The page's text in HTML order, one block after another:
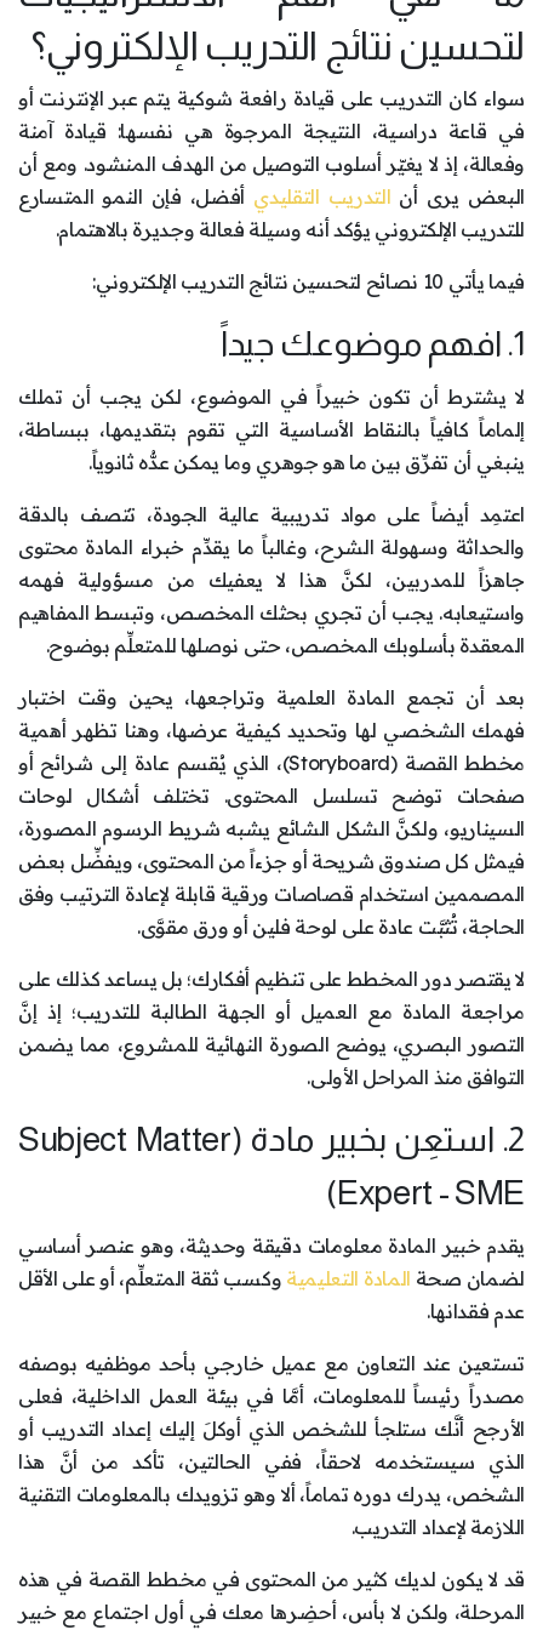
لتحسين نتائج التدريب الإلكتروني؟
سواء كان التدريب على قيادة رافعة شوكية يتم عبر الإنترنت أو
في قاعة دراسية، النتيجة المرجوة هي نفسها: قيادة آمنة
وفعالة، إذ لا يغيّر أسلوب التوصيل من الهدف المنشود. ومع أن
البعض يرى أن التدريب التقليدي أفضل، فإن النمو المتسارع
للتدريب الإلكتروني يؤكد أنه وسيلة فعالة وجديرة بالاهتمام.
فيما يأتي 10 نصائح لتحسين نتائج التدريب الإلكتروني:
1. افهم موضوعك جيداً
لا يشترط أن تكون خبيراً في الموضوع، لكن يجب أن تملك
إلماماً كافياً بالنقاط الأساسية التي تقوم بتقديمها، ببساطة،
ينبغي أن تفرِّق بين ما هو جوهري وما يمكن عدُّه ثانوياً.
اعتمِد أيضاً على مواد تدريبية عالية الجودة، تتصف بالدقة
والحداثة وسهولة الشرح، وغالباً ما يقدِّم خبراء المادة محتوى
جاهزاً للمدربين، لكنَّ هذا لا يعفيك من مسؤولية فهمه
واستيعابه. يجب أن تجري بحثك المخصص، وتبسط المفاهيم
المعقدة بأسلوبك المخصص، حتى نوصلها للمتعلِّم بوضوح.
بعد أن تجمع المادة العلمية وتراجعها، يحين وقت اختبار
فهمك الشخصي لها وتحديد كيفية عرضها، وهنا تظهر أهمية
مخطط القصة (Storyboard)، الذي يُقسم عادة إلى شرائح أو
صفحات توضح تسلسل المحتوى. تختلف أشكال لوحات
السيناريو، ولكنَّ الشكل الشائع يشبه شريط الرسوم المصورة،
فيمثل كل صندوق شريحة أو جزءاً من المحتوى، ويفضِّل بعض
المصممين استخدام قصاصات ورقية قابلة لإعادة الترتيب وفق
الحاجة، تُثبَّت عادة على لوحة فلين أو ورق مقوَّى.
لا يقتصر دور المخطط على تنظيم أفكارك؛ بل يساعد كذلك على
مراجعة المادة مع العميل أو الجهة الطالبة للتدريب؛ إذ إنَّ
التصور البصري، يوضح الصورة النهائية للمشروع، مما يضمن
التوافق منذ المراحل الأولى.
2. استعِن بخبير مادة (Subject Matter
Expert - SME)
يقدم خبير المادة معلومات دقيقة وحديثة، وهو عنصر أساسي
لضمان صحة المادة التعليمية وكسب ثقة المتعلِّم، أو على الأقل
عدم فقدانها.
تستعين عند التعاون مع عميل خارجي بأحد موظفيه بوصفه
مصدراً رئيساً للمعلومات، أمَّا في بيئة العمل الداخلية، فعلى
الأرجح أنَّك ستلجأ للشخص الذي أوكلَ إليك إعداد التدريب أو
الذي سيستخدمه لاحقاً، ففي الحالتين، تأكد من أنَّ هذا
الشخص، يدرك دوره تماماً، ألا وهو تزويدك بالمعلومات التقنية
اللازمة لإعداد التدريب.
قد لا يكون لديك كثير من المحتوى في مخطط القصة في هذه
المرحلة، ولكن لا بأس، أحضِرها معك في أول اجتماع مع خبير